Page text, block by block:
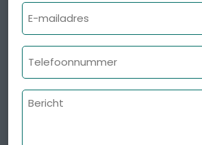
E-
mailadres
Telefoonnummer
Bericht